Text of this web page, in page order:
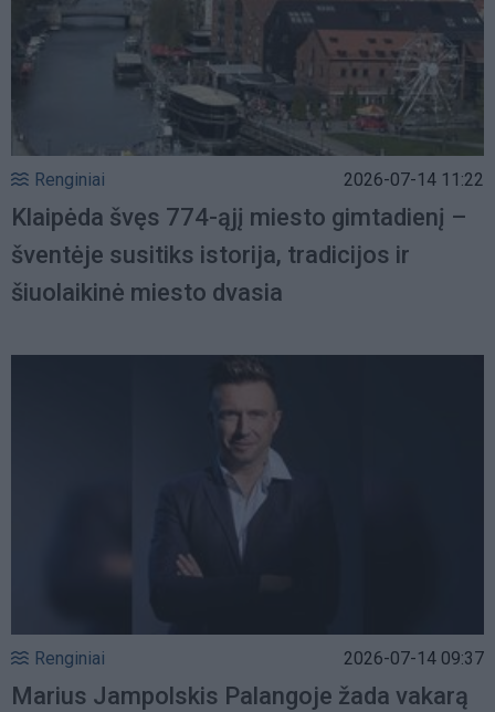
Renginiai 2026-07-14 11:22
Klaipėda švęs 774-ąjį miesto gimtadienį –
šventėje susitiks istorija, tradicijos ir
šiuolaikinė miesto dvasia
Renginiai 2026-07-14 09:37
Marius Jampolskis Palangoje žada vakarą